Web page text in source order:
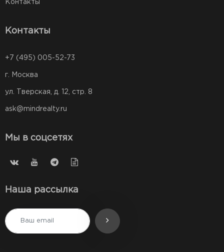
Контакты
Контакты
+7 (495) 005-52-73
г. Москва
ул. Тверская, д. 12, стр. 8
ask@mindrealty.ru
Мы в соцсетях
Наша рассылка